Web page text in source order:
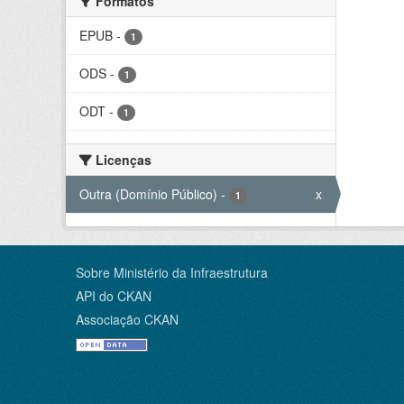
EPUB - 1
ODS - 1
ODT - 1
Licenças
Outra (Domínio Público) - 1 x
Sobre Ministério da Infraestrutura
API do CKAN
Associação CKAN